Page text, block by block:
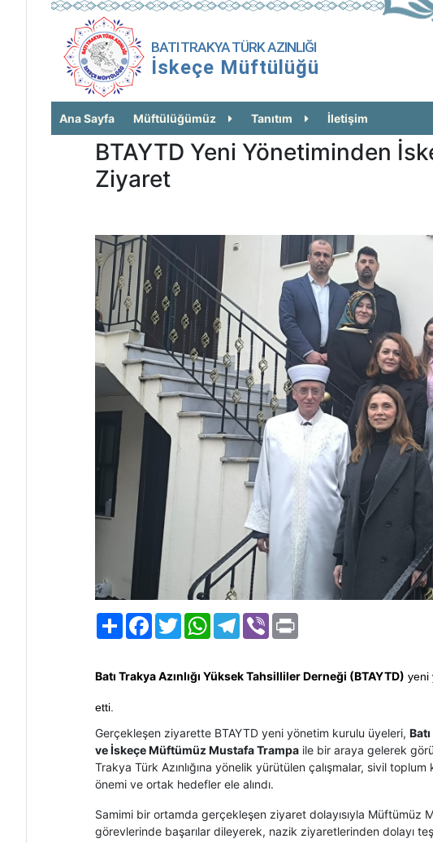
BATI TRAKYA TÜRK AZINLIĞI
İskeçe Müftülüğü
Ana Sayfa Müftülüğümüz Tanıtım İletişim
BTAYTD Yeni Yönetiminden
Ziyaret
PaylaşFacebook
TwitterWhatsAppTelegram
Viber
Batı Trakya Azınlığı Yüksek Tahsilliler Derneği (BTAYTD) yeni
etti.
Gerçekleşen ziyarette BTAYTD yeni yönetim kurulu üyeleri,
ve İskeçe Müftümüz Mustafa Trampa ile bir araya gelerek
Trakya Türk Azınlığına yönelik yürütülen çalışmalar, sivil
önemi ve ortak hedefler ele alındı.
Samimi bir ortamda gerçekleşen ziyaret dolayısıyla Müftümüz
görevlerinde başarılar dileyerek, nazik ziyaretlerinden dolayı